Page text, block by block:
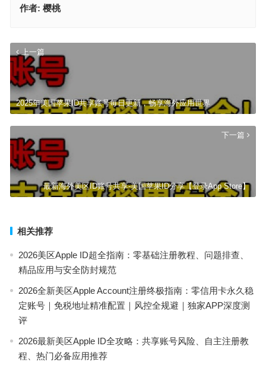
作者: 樱桃
上一篇
2025年美国苹果ID共享账号每日更新，畅享海外应用世界
下一篇
最新海外美区ID账号共享-美国苹果ID分享【登录App Store】
相关推荐
2026美区Apple ID超全指南：零基础注册教程、问题排查、
精品应用与安全防封规范
2026全新美区Apple Account注册终极指南：零信用卡永久稳
定账号｜免税地址精准配置｜风控全规避｜独家APP深度测
评
2026最新美区Apple ID全攻略：共享账号风险、自主注册教
程、热门必备应用推荐